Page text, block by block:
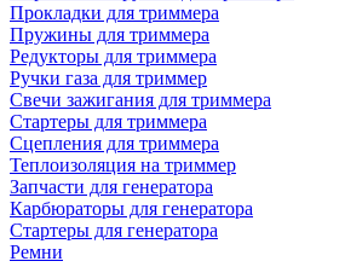
Прокладки для триммера
Пружины для триммера
Редукторы для триммера
Ручки газа для триммер
Свечи зажигания для триммера
Стартеры для триммера
Сцепления для триммера
Теплоизоляция на триммер
Запчасти для генератора
Карбюраторы для генератора
Стартеры для генератора
Ремни